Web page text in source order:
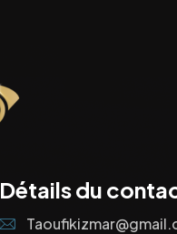
Détails du